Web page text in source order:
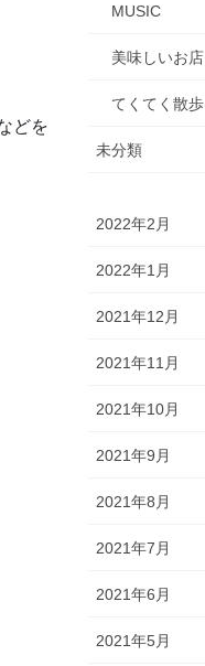
どを
MUSIC
美味しいお店
てくてく散歩
未分類
2022年2月
2022年1月
2021年12月
2021年11月
2021年10月
2021年9月
2021年8月
2021年7月
2021年6月
2021年5月